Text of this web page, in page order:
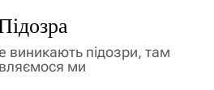
підозри, там
ми